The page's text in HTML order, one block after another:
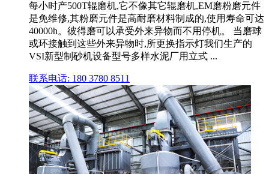
每小时产500T辊磨机,它不像其它辊磨机,EM磨粉磨元件
是免维修,其粉磨元件是高耐磨材料制成的,使用寿命可达
40000h。彼得磨可以承受外来异物而不用停机。 当磨球
或环接触到这些外来异物时,所更换指示灯我们生产的
VSI新型制砂机设备型号多样水泥厂用立式 ...
联系电话: 180 3780 8511